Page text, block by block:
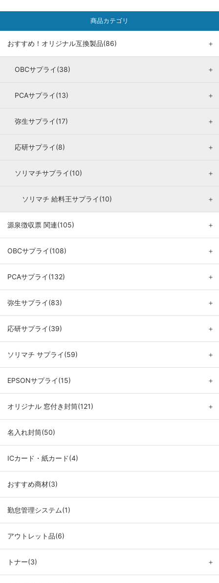
商品カテゴリ
おすすめ！オリジナル互換製品(86) ＋
OBCサプライ(38) ＋
PCAサプライ(13) ＋
弥生サプライ(17) ＋
応研サプライ(8) ＋
ソリマチサプライ(10) ＋
ソリマチ 給料王サプライ(10) ＋
源泉徴収票 関連(105) ＋
OBCサプライ(108) ＋
PCAサプライ(132) ＋
弥生サプライ(83) ＋
応研サプライ(39) ＋
ソリマチ サプライ(59) ＋
EPSONサプライ(15) ＋
オリジナル 窓付き封筒(121) ＋
名入れ封筒(50)
ICカード・紙カード(4)
おすすめ商材(3)
勤怠管理システム(1)
アウトレット品(6)
トナー(3) ＋